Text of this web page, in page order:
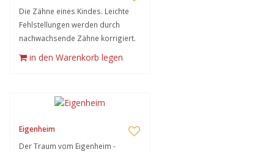
Die Zähne eines Kindes. Leichte
Fehlstellungen werden durch
nachwachsende Zähne korrigiert.
in den Warenkorb legen
Eigenheim
Der Traum vom Eigenheim -